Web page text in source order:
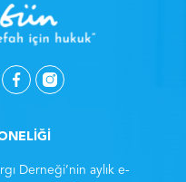
Derneği’nin aylık e-